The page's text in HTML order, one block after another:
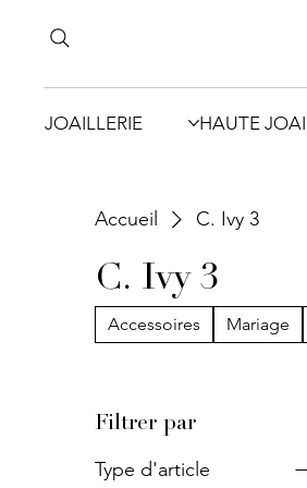
JOAILLERIE HAUTE
Accueil C. Ivy 3
C. Ivy 3
Accessoires Mariage
Filtrer par
Type d'article